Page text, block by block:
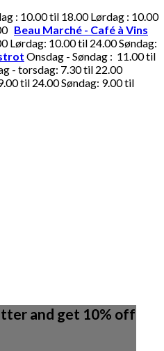
: 10.00 til 18.00 Lørdag : 10.00
Beau Marché - Café à Vins
Lørdag: 10.00 til 24.00 Søndag:
Onsdag - Søndag : 11.00 til
- torsdag: 7.30 til 22.00
til 24.00 Søndag: 9.00 til
and get 10% off